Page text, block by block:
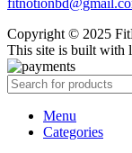
Copyright © 2025
This site is built with
Menu
Categories